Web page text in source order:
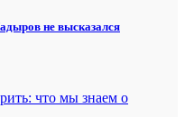
не высказался
что мы знаем о